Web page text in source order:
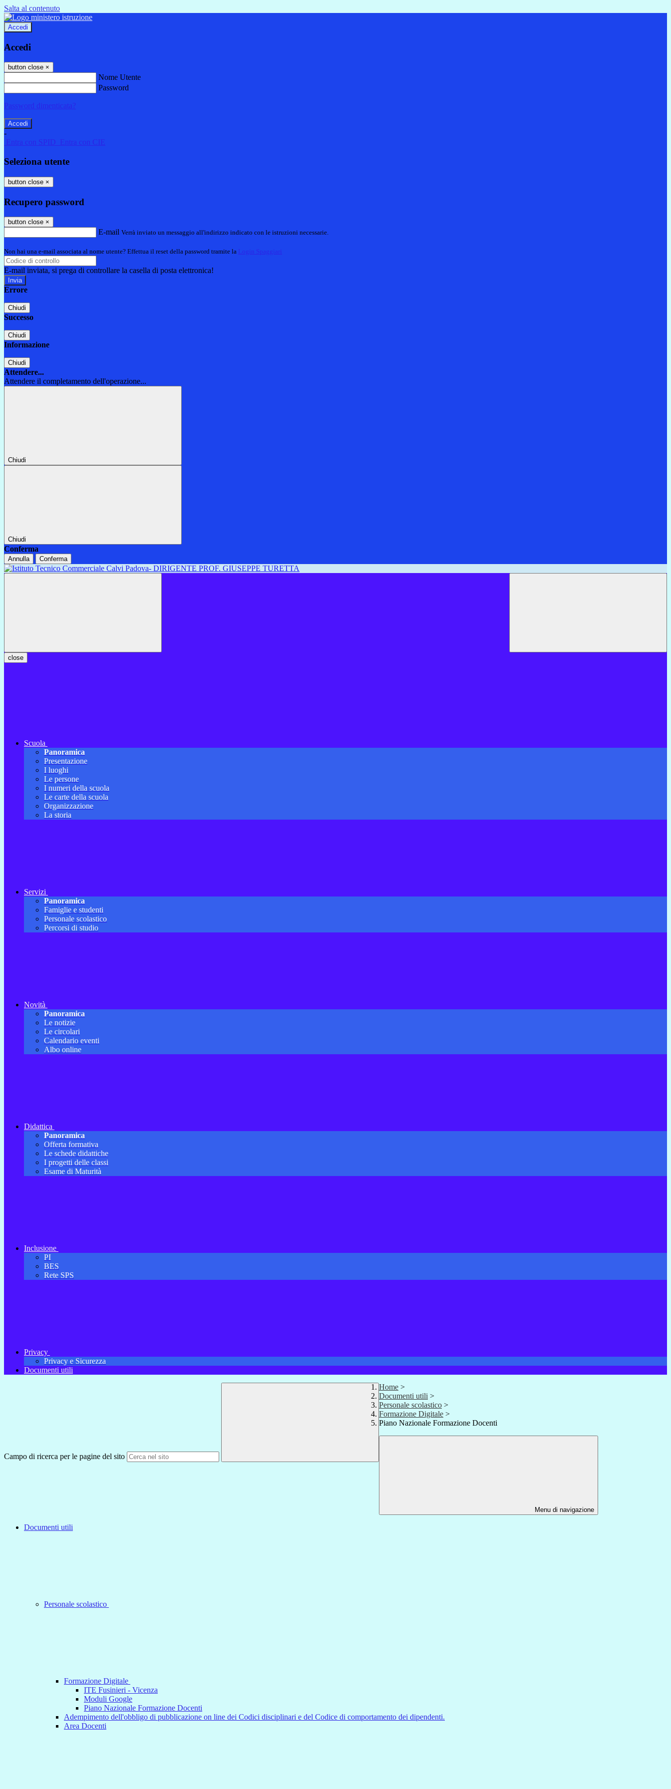
Salta al contenuto
Accedi
Accedi
button close ×
Nome Utente
Password
Password dimenticata?
-
Entra con SPID
Entra con CIE
Seleziona utente
button close ×
Recupero password
button close ×
E-mail Verrà inviato un messaggio all'indirizzo indicato con le istruzioni necessarie.
Non hai una e-mail associata al nome utente? Effettua il reset della password tramite la Login Spaggiari
E-mail inviata, si prega di controllare la casella di posta elettronica!
Errore
Chiudi
Successo
Chiudi
Informazione
Chiudi
Attendere...
Attendere il completamento dell'operazione...
Chiudi
Chiudi
Conferma
Annulla Conferma
close
Scuola
Panoramica
Presentazione
I luoghi
Le persone
I numeri della scuola
Le carte della scuola
Organizzazione
La storia
Servizi
Panoramica
Famiglie e studenti
Personale scolastico
Percorsi di studio
Novità
Panoramica
Le notizie
Le circolari
Calendario eventi
Albo online
Didattica
Panoramica
Offerta formativa
Le schede didattiche
I progetti delle classi
Esame di Maturità
Inclusione
PI
BES
Rete SPS
Privacy
Privacy e Sicurezza
Documenti utili
Campo di ricerca per le pagine del sito
Home >
Documenti utili >
Personale scolastico >
Formazione Digitale >
Piano Nazionale Formazione Docenti
Menu di navigazione
Documenti utili
Personale scolastico
Formazione Digitale
ITE Fusinieri - Vicenza
Moduli Google
Piano Nazionale Formazione Docenti
Adempimento dell'obbligo di pubblicazione on line dei Codici disciplinari e del Codice di comportamento dei dipendenti.
Area Docenti